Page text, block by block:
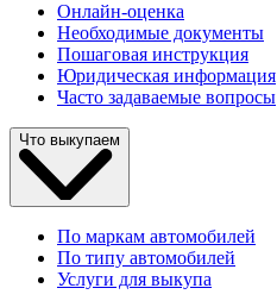
Онлайн-оценка
Необходимые документы
Пошаговая инструкция
Юридическая информация
Часто задаваемые вопросы
Что выкупаем
По маркам автомобилей
По типу автомобилей
Услуги для выкупа